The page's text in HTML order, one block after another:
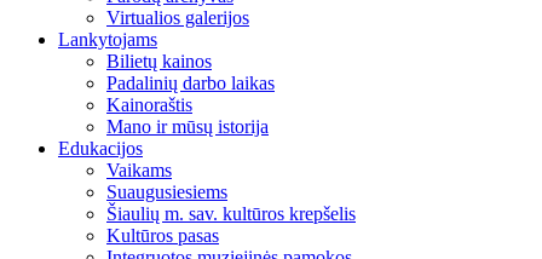
Virtualios galerijos
Lankytojams
Bilietų kainos
Padalinių darbo laikas
Kainoraštis
Mano ir mūsų istorija
Edukacijos
Vaikams
Suaugusiesiems
Šiaulių m. sav. kultūros krepšelis
Kultūros pasas